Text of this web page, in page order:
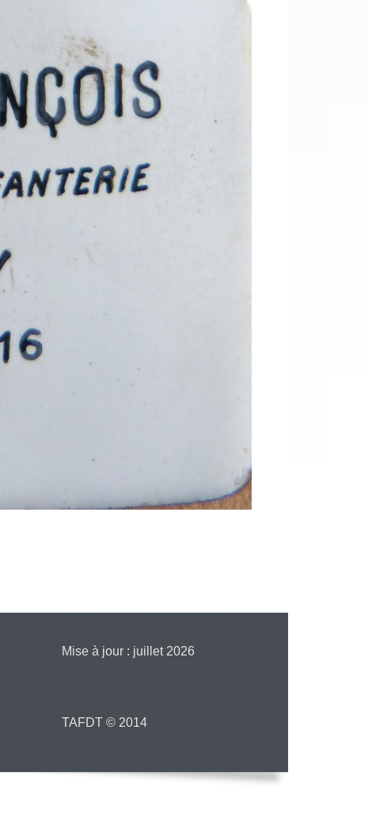
Mise à jour : juillet 2026
TAFDT © 2014